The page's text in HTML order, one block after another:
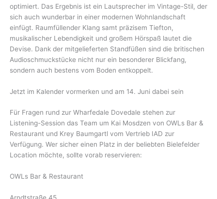
optimiert. Das Ergebnis ist ein Lautsprecher im Vintage-Stil, der
sich auch wunderbar in einer modernen Wohnlandschaft
einfügt. Raumfüllender Klang samt präzisem Tiefton,
musikalischer Lebendigkeit und großem Hörspaß lautet die
Devise. Dank der mitgelieferten Standfüßen sind die britischen
Audioschmuckstücke nicht nur ein besonderer Blickfang,
sondern auch bestens vom Boden entkoppelt.
Jetzt im Kalender vormerken und am 14. Juni dabei sein
Für Fragen rund zur Wharfedale Dovedale stehen zur
Listening-Session das Team um Kai Mosdzen von OWLs Bar &
Restaurant und Krey Baumgartl vom Vertrieb IAD zur
Verfügung. Wer sicher einen Platz in der beliebten Bielefelder
Location möchte, sollte vorab reservieren:
OWLs Bar & Restaurant